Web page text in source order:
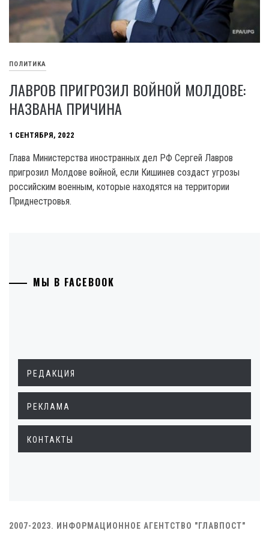
ПОЛИТИКА
ЛАВРОВ ПРИГРОЗИЛ ВОЙНОЙ МОЛДОВЕ:
НАЗВАНА ПРИЧИНА
1 СЕНТЯБРЯ, 2022
Глава Министерства иностранных дел РФ Сергей Лавров
пригрозил Молдове войной, если Кишинев создаст угрозы
российским военным, которые находятся на территории
Приднестровья.
МЫ В FACEBOOK
РЕДАКЦИЯ
РЕКЛАМА
КОНТАКТЫ
2007-2023. ИНФОРМАЦИОННОЕ АГЕНТСТВО "ГЛАВПОСТ"